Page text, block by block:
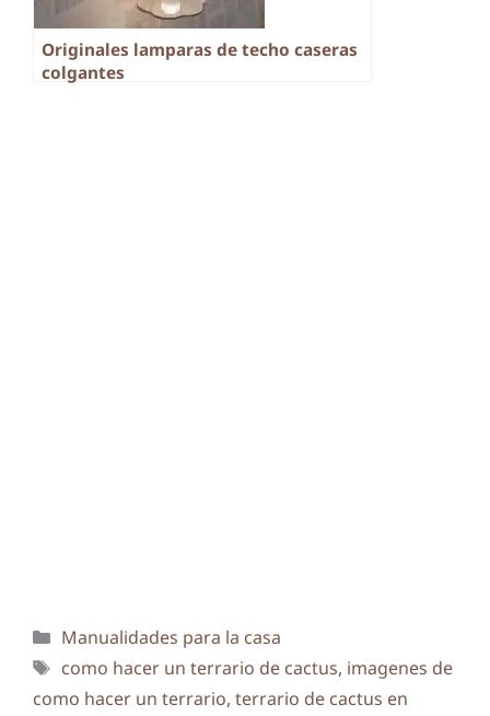
Originales lamparas de techo caseras
colgantes
Categorías
Manualidades para la casa
Etiquetas
como hacer un terrario de cactus, imagenes de
como hacer un terrario, terrario de cactus en